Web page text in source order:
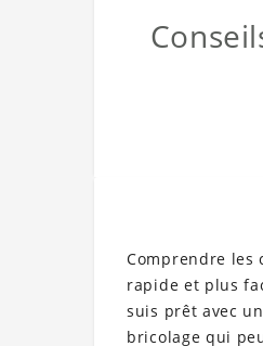
Comprendre les
rapide et plus
suis prêt avec
bricolage qui